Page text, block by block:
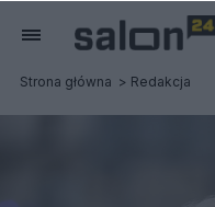
Strona główna Redakcja